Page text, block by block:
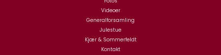
Videoer
Generalforsamling
Julestue
Kjær & Sommerfeldt
Kontakt